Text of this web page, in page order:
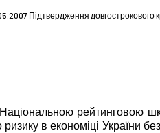
Підтвердження довгострокового
рейтинговою
ризику в економіці України